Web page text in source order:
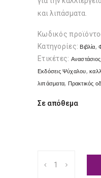
και λιπάσματα.
Κωδικός
Κατηγορίες: Βιβλία,
Ετικέτες:
Εκδόσεις Ψύχαλου,
λιπάσματα, Πρακτικός
Σε απόθεμα
Βιοκαλλιέργειες